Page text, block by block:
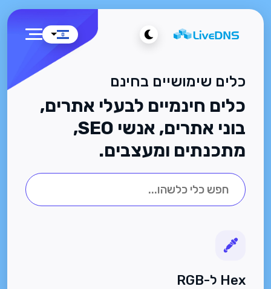
כלים שימושיים בחינם
כלים חינמיים לבעלי אתרים,
בוני אתרים, אנשי SEO,
מתכנתים ומעצבים.
Hex ל-RGB